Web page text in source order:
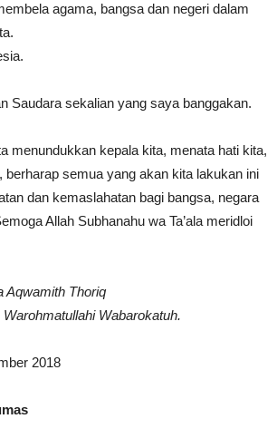
agama, bangsa dan negeri dalam
Saudara sekalian yang saya banggakan.
menundukkan kepala kita, menata hati kita,
berharap semua yang akan kita lakukan ini
dan kemaslahatan bagi bangsa, negara
Allah Subhanahu wa Ta’ala meridloi
Aqwamith Thoriq
Wabarokatuh.
2018